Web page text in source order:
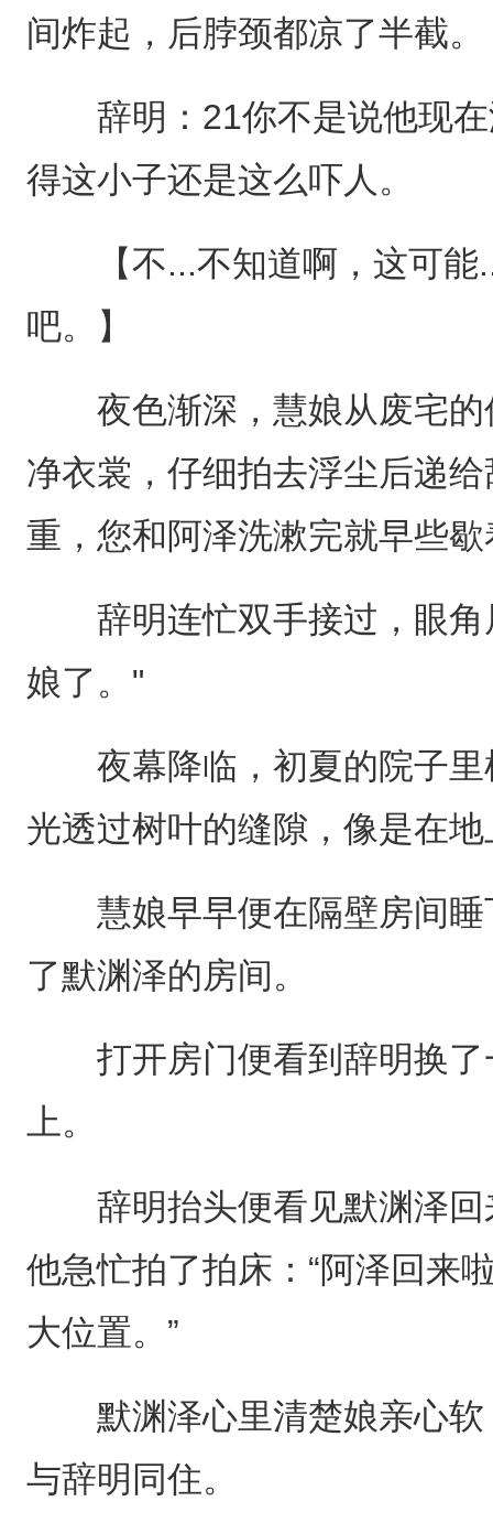
间炸起，后脖颈都凉了半截。
辞明：21你不是说他现在
得这小子还是这么吓人。
【不...不知道啊，这可能
吧。】
夜色渐深，慧娘从废宅的
净衣裳，仔细拍去浮尘后递
重，您和阿泽洗漱完就早些
辞明连忙双手接过，眼角
娘了。"
夜幕降临，初夏的院子里
光透过树叶的缝隙，像是在
慧娘早早便在隔壁房间睡
了默渊泽的房间。
打开房门便看到辞明换了
上。
辞明抬头便看见默渊泽回
他急忙拍了拍床：“阿泽回来
大位置。”
默渊泽心里清楚娘亲心软
与辞明同住。